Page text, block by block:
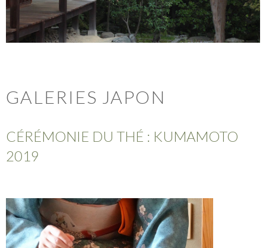
GALERIES JAPON
CÉRÉMONIE DU THÉ : KUMAMOTO
2019